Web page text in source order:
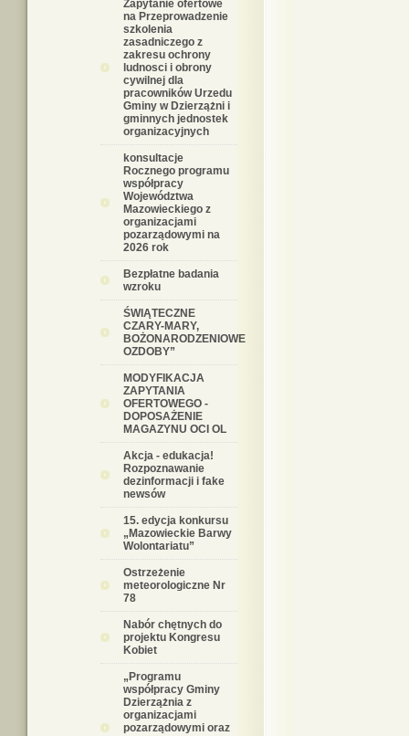
Zapytanie ofertowe
na Przeprowadzenie
szkolenia
zasadniczego z
zakresu ochrony
ludnosci i obrony
cywilnej dla
pracowników Urzedu
Gminy w Dzierzążni i
gminnych jednostek
organizacyjnych
konsultacje
Rocznego programu
współpracy
Województwa
Mazowieckiego z
organizacjami
pozarządowymi na
2026 rok
Bezpłatne badania
wzroku
ŚWIĄTECZNE
CZARY-MARY,
BOŻONARODZENIOWE
OZDOBY”
MODYFIKACJA
ZAPYTANIA
OFERTOWEGO -
DOPOSAŻENIE
MAGAZYNU OCI OL
Akcja - edukacja!
Rozpoznawanie
dezinformacji i fake
newsów
15. edycja konkursu
„Mazowieckie Barwy
Wolontariatu”
Ostrzeżenie
meteorologiczne Nr
78
Nabór chętnych do
projektu Kongresu
Kobiet
„Programu
współpracy Gminy
Dzierzążnia z
organizacjami
pozarządowymi oraz